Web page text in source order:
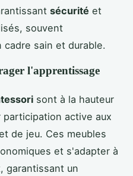
sécurité et
souvent
sain et durable.
l'apprentissage
sont à la hauteur
active aux
de jeu. Ces meubles
et s'adapter à
garantissant un